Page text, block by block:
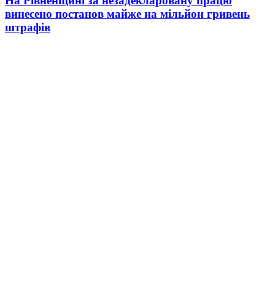
винесено постанов майже на мільйон гривень
штрафів